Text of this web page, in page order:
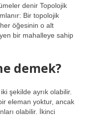
denir Topolojik
Bir topolojik
öğesinin o alt
bir mahalleye sahip
demek?
şekilde ayrık olabilir.
eleman yoktur, ancak
olabilir. İkinci